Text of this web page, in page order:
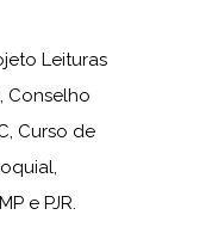
Leituras
Conselho
Curso de
e PJR.